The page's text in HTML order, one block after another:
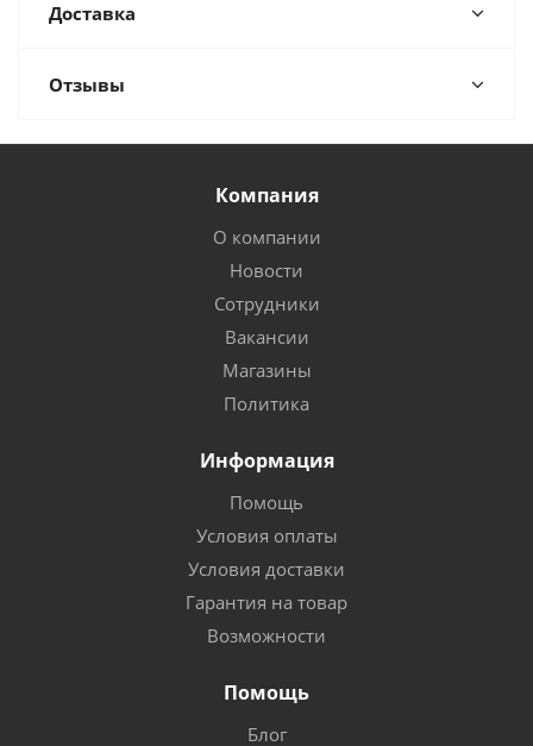
Доставка
Отзывы
Компания
О компании
Новости
Сотрудники
Вакансии
Магазины
Политика
Информация
Помощь
Условия оплаты
Условия доставки
Гарантия на товар
Возможности
Помощь
Блог